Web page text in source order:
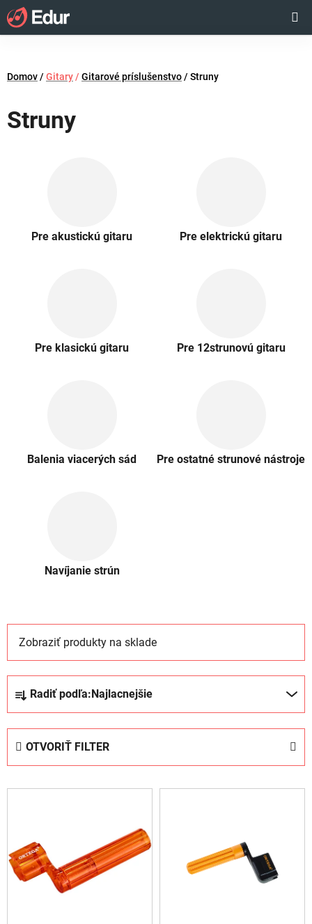
Prejsť
na
obsah
KOŠÍK
Domov/ Gitary / Gitarové príslušenstvo/ Struny
Struny
Pre akustickú gitaru Pre elektrickú gitaru
Pre klasickú gitaru Pre 12strunovú gitaru
Balenia viacerých sád Pre ostatné strunové nástroje
Navíjanie strún
Zobraziť produkty na sklade
e
o
d
Radiť podľa: Najlacnejšie
OTVORIŤ FILTER
V
s
p